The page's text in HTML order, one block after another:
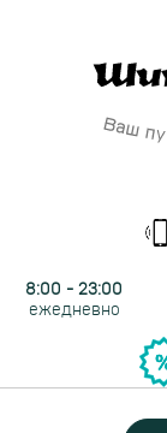
8:00 - 23:00
ежедневно